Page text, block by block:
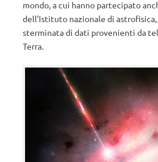
mondo, a cui hanno partecipato
dell’Istituto nazionale di
sterminata di dati provenienti da
Terra.